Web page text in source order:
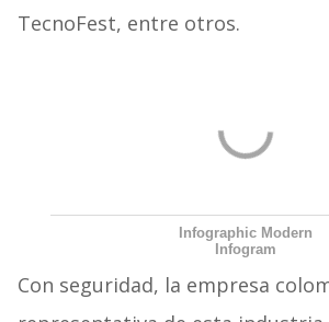
TecnoFest, entre otros.
Infographic Modern
Infogram
Con seguridad, la empresa